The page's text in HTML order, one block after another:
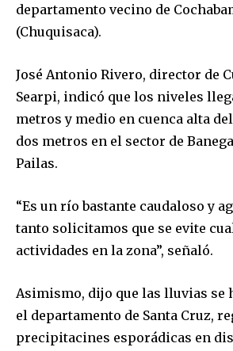
departamento vecino de
(Chuquisaca).
José Antonio Rivero, director de
Searpi, indicó que los niveles
metros y medio en cuenca alta
dos metros en el sector de
Pailas.
“Es un río bastante caudaloso y
tanto solicitamos que se evite
actividades en la zona”, señaló.
Asimismo, dijo que las lluvias se
el departamento de Santa Cruz,
precipitacines esporádicas en